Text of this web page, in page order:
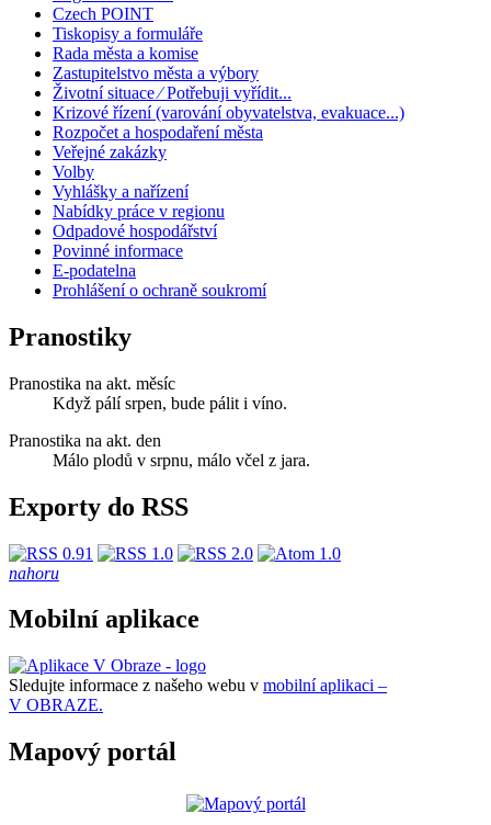
Czech POINT
Tiskopisy a formuláře
Rada města a komise
Zastupitelstvo města a výbory
Životní situace ⁄ Potřebuji vyřídit...
Krizové řízení (varování obyvatelstva, evakuace...)
Rozpočet a hospodaření města
Veřejné zakázky
Volby
Vyhlášky a nařízení
Nabídky práce v regionu
Odpadové hospodářství
Povinné informace
E-podatelna
Prohlášení o ochraně soukromí
Pranostiky
Pranostika na akt. měsíc
Když pálí srpen, bude pálit i víno.
Pranostika na akt. den
Málo plodů v srpnu, málo včel z jara.
Exporty do RSS
nahoru
Mobilní aplikace
Sledujte informace z našeho webu v mobilní aplikaci –
V OBRAZE.
Mapový portál